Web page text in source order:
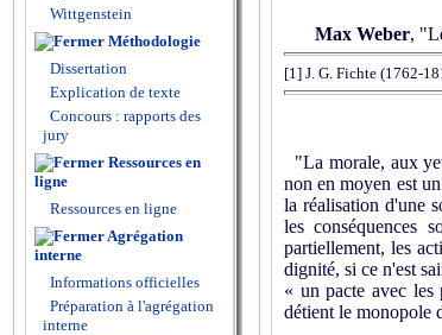
Wittgenstein
Méthodologie
Dissertation
Explication de texte
Concours : rapports des
jury
Ressources en
ligne
Ressources en ligne
Agrégation
interne
Informations officielles
Préparation à l'agrégation
interne
Max Weber,
[1] J. G. Fichte (1762-
"La morale, aux
non en moyen est
la réalisation d'une
les conséquences
partiellement, les
dignité, si ce n'est
« un pacte avec les
détient le monopole